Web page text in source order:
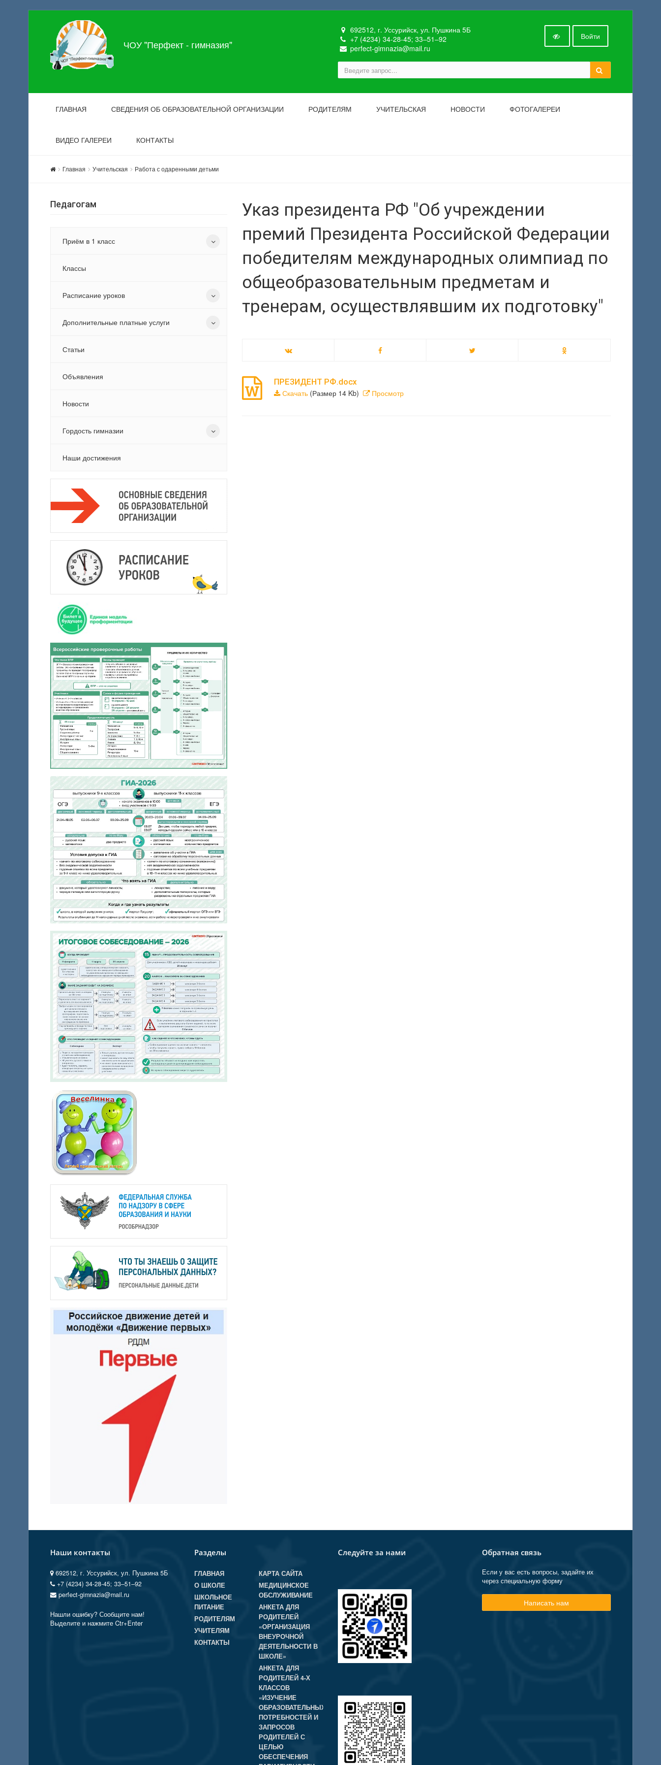
ЧОУ "Перфект - гимназия"
692512, г. Уссурийск, ул. Пушкина 5Б
+7 (4234) 34-28-45; 33‒51‒92
perfect-gimnazia@mail.ru
Войти
ГЛАВНАЯ СВЕДЕНИЯ ОБ ОБРАЗОВАТЕЛЬНОЙ ОРГАНИЗАЦИИ РОДИТЕЛЯМ УЧИТЕЛЬСКАЯ НОВОСТИ ФОТОГАЛЕРЕИ
ВИДЕО ГАЛЕРЕИ КОНТАКТЫ
Главная Учительская Работа с одаренными детьми
Педагогам
Приём в 1 класс
Классы
Расписание уроков
Дополнительные платные услуги
Статьи
Объявления
Новости
Гордость гимназии
Наши достижения
Указ президента РФ "Об учреждении
премий Президента Российской Федерации
победителям международных олимпиад по
общеобразовательным предметам и
тренерам, осуществлявшим их подготовку"
ПРЕЗИДЕНТ РФ.docx
Скачать(Размер 14 Kb) Просмотр
Наши контакты
692512, г. Уссурийск, ул. Пушкина 5Б
+7 (4234) 34-28-45; 33‒51‒92
perfect-gimnazia@mail.ru
Нашли ошибку? Сообщите нам!
Выделите и нажмите Ctr+Enter
Разделы
ГЛАВНАЯ
О ШКОЛЕ
ШКОЛЬНОЕ
ПИТАНИЕ
РОДИТЕЛЯМ
УЧИТЕЛЯМ
КОНТАКТЫ
КАРТА САЙТА
МЕДИЦИНСКОЕ
ОБСЛУЖИВАНИЕ
АНКЕТА ДЛЯ
РОДИТЕЛЕЙ
«ОРГАНИЗАЦИЯ
ВНЕУРОЧНОЙ
ДЕЯТЕЛЬНОСТИ В
ШКОЛЕ»
АНКЕТА ДЛЯ
РОДИТЕЛЕЙ 4-Х
КЛАССОВ
«ИЗУЧЕНИЕ
ОБРАЗОВАТЕЛЬНЫХ
ПОТРЕБНОСТЕЙ И
ЗАПРОСОВ
РОДИТЕЛЕЙ С
ЦЕЛЬЮ
ОБЕСПЕЧЕНИЯ
Следуйте за нами Обратная связь
Если у вас есть вопросы, задайте их
через специальную форму
Написать нам